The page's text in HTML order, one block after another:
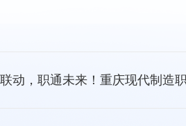
动，职通未来！重庆现代制造